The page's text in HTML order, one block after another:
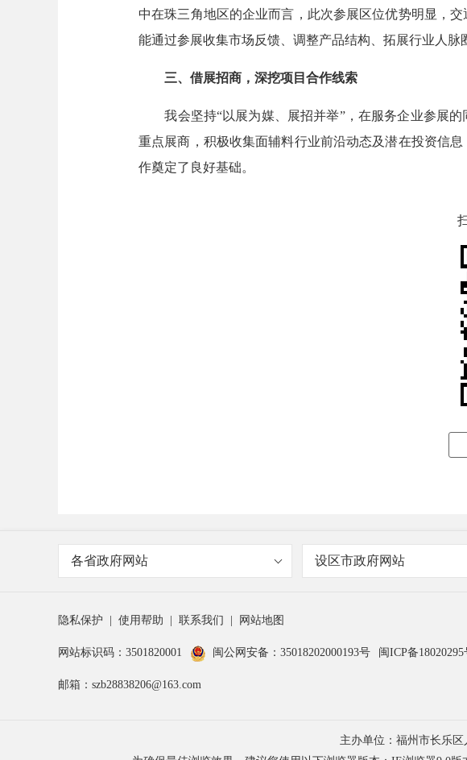
中在珠三角地区的企业而言，此次参展区位优势明显，
能通过参展收集市场反馈、调整产品结构、拓展行业人脉
三、借展招商，深挖项目合作线索
我会坚持“以展为媒、展招并举”，在服务企业参展
重点展商，积极收集面辅料行业前沿动态及潜在投资信
作奠定了良好基础。
各省政府网站 设区市政府网站
隐私保护 使用帮助 联系我们 网站地图
网站标识码：3501820001 闽公网安备：35018202000193号 闽ICP备18020295
邮箱：szb28838206@163.com
主办单位：福州市长乐